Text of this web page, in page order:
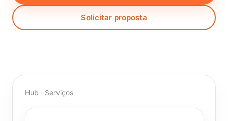
Solicitar proposta
Hub · Serviços